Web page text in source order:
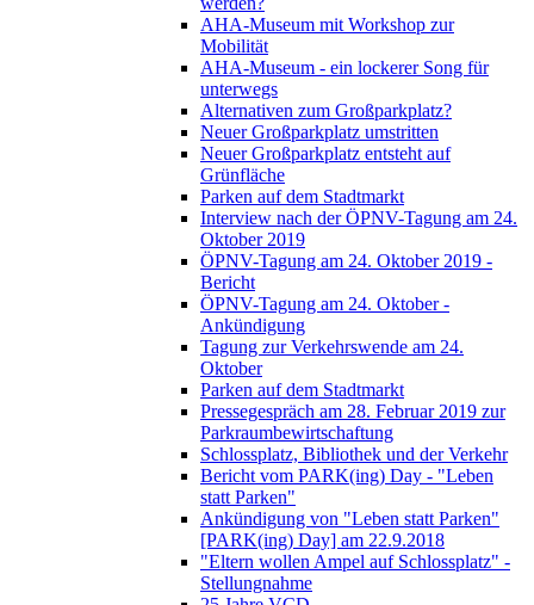
AHA-Museum mit Workshop zur
Mobilität
AHA-Museum - ein lockerer Song für
unterwegs
Alternativen zum Großparkplatz?
Neuer Großparkplatz umstritten
Neuer Großparkplatz entsteht auf
Grünfläche
Parken auf dem Stadtmarkt
Interview nach der ÖPNV-Tagung am 24.
Oktober 2019
ÖPNV-Tagung am 24. Oktober 2019 -
Bericht
ÖPNV-Tagung am 24. Oktober -
Ankündigung
Tagung zur Verkehrswende am 24.
Oktober
Parken auf dem Stadtmarkt
Pressegespräch am 28. Februar 2019 zur
Parkraumbewirtschaftung
Schlossplatz, Bibliothek und der Verkehr
Bericht vom PARK(ing) Day - "Leben
statt Parken"
Ankündigung von "Leben statt Parken"
[PARK(ing) Day] am 22.9.2018
"Eltern wollen Ampel auf Schlossplatz" -
Stellungnahme